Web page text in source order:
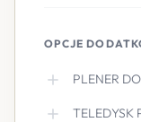
OPCJE
PLENER
TELEDYSK